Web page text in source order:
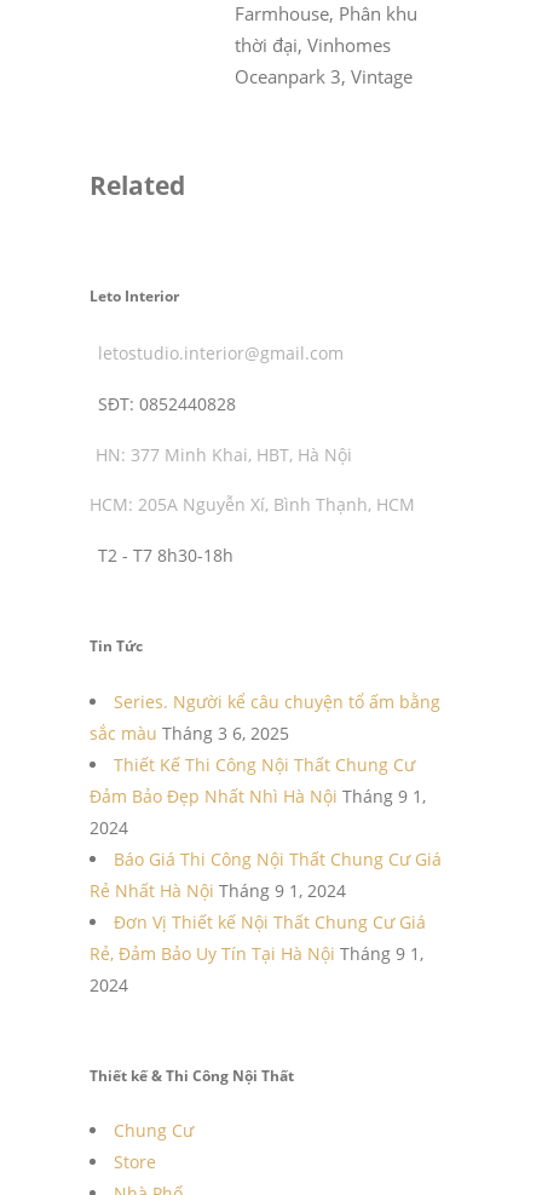
Farmhouse, Phân khu
thời đại, Vinhomes
Oceanpark 3, Vintage
Related
Leto Interior
letostudio.interior@gmail.com
SĐT: 0852440828
HN: 377 Minh Khai, HBT, Hà Nội
HCM: 205A Nguyễn Xí, Bình Thạnh, HCM
T2 - T7 8h30-18h
Tin Tức
Series. Người kể câu chuyện tổ ấm bằng
sắc màu Tháng 3 6, 2025
Thiết Kế Thi Công Nội Thất Chung Cư
Đảm Bảo Đẹp Nhất Nhì Hà Nội Tháng 9 1,
2024
Báo Giá Thi Công Nội Thất Chung Cư Giá
Rẻ Nhất Hà Nội Tháng 9 1, 2024
Đơn Vị Thiết kế Nội Thất Chung Cư Giá
Rẻ, Đảm Bảo Uy Tín Tại Hà Nội Tháng 9 1,
2024
Thiết kế & Thi Công Nội Thất
Chung Cư
Store